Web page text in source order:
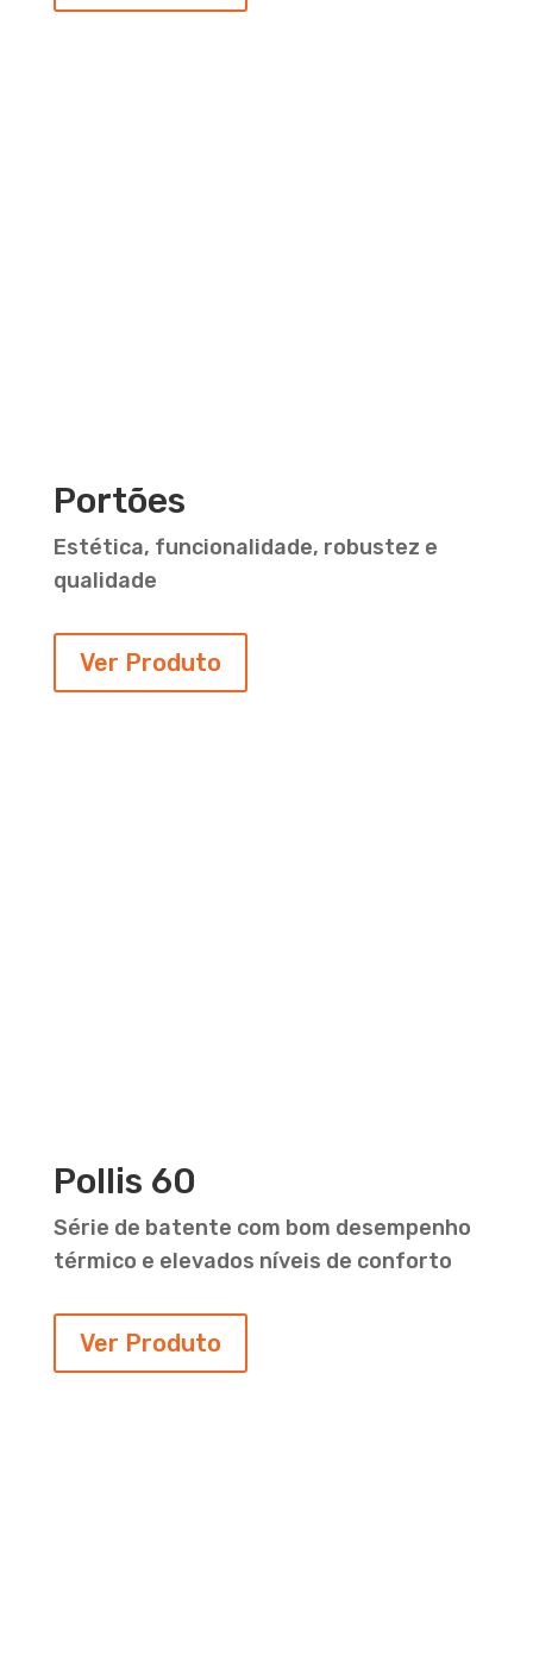
Portões
Estética, funcionalidade, robustez e
qualidade
Ver Produto
Pollis 60
Série de batente com bom desempenho
térmico e elevados níveis de conforto
Ver Produto